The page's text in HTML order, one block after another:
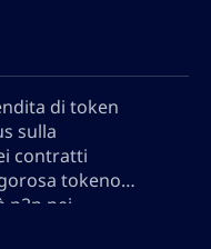
di token
sulla
contratti
tokenomia
p2p nei
come casx